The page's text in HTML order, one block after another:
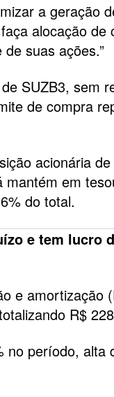
a geração
alocação de
suas ações.”
SUZB3, sem
de compra
acionária
em
do total.
e tem lucro
e amortização
R$
período, alta